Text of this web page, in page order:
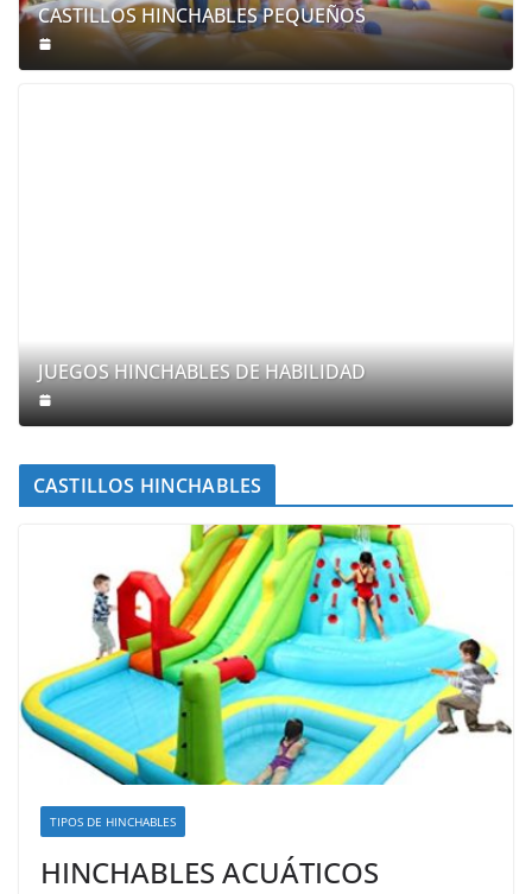
CASTILLOS HINCHABLES PEQUEÑOS
JUEGOS HINCHABLES DE HABILIDAD
CASTILLOS HINCHABLES
TIPOS DE HINCHABLES
HINCHABLES ACUÁTICOS